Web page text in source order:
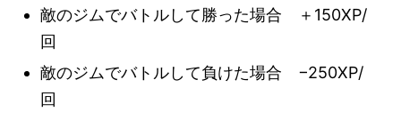
敵のジムでバトルして勝った場合 ＋150XP/
回
敵のジムでバトルして負けた場合 −250XP/
回